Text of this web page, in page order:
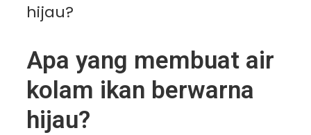
hijau?
Apa yang membuat air
kolam ikan berwarna
hijau?